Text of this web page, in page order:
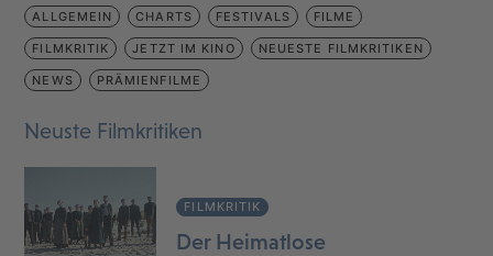
ALLGEMEIN CHARTS FESTIVALS FILME
FILMKRITIK JETZT IM KINO NEUESTE FILMKRITIKEN
NEWS PRÄMIENFILME
Neuste Filmkritiken
FILMKRITIK
Der Heimatlose